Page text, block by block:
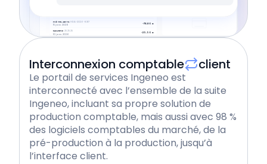
HÔTEL ARTS HDA-2026-8317
15 janv. 2026 -78,80 €
NAVIGO 252525
10 janv. 2026
-25,50 €
Interconnexion comptable client
Le portail de services Ingeneo est
interconnecté avec l’ensemble de la suite
Ingeneo, incluant sa propre solution de
production comptable, mais aussi avec 98 %
des logiciels comptables du marché, de la
pré-production à la production, jusqu’à
l’interface client.